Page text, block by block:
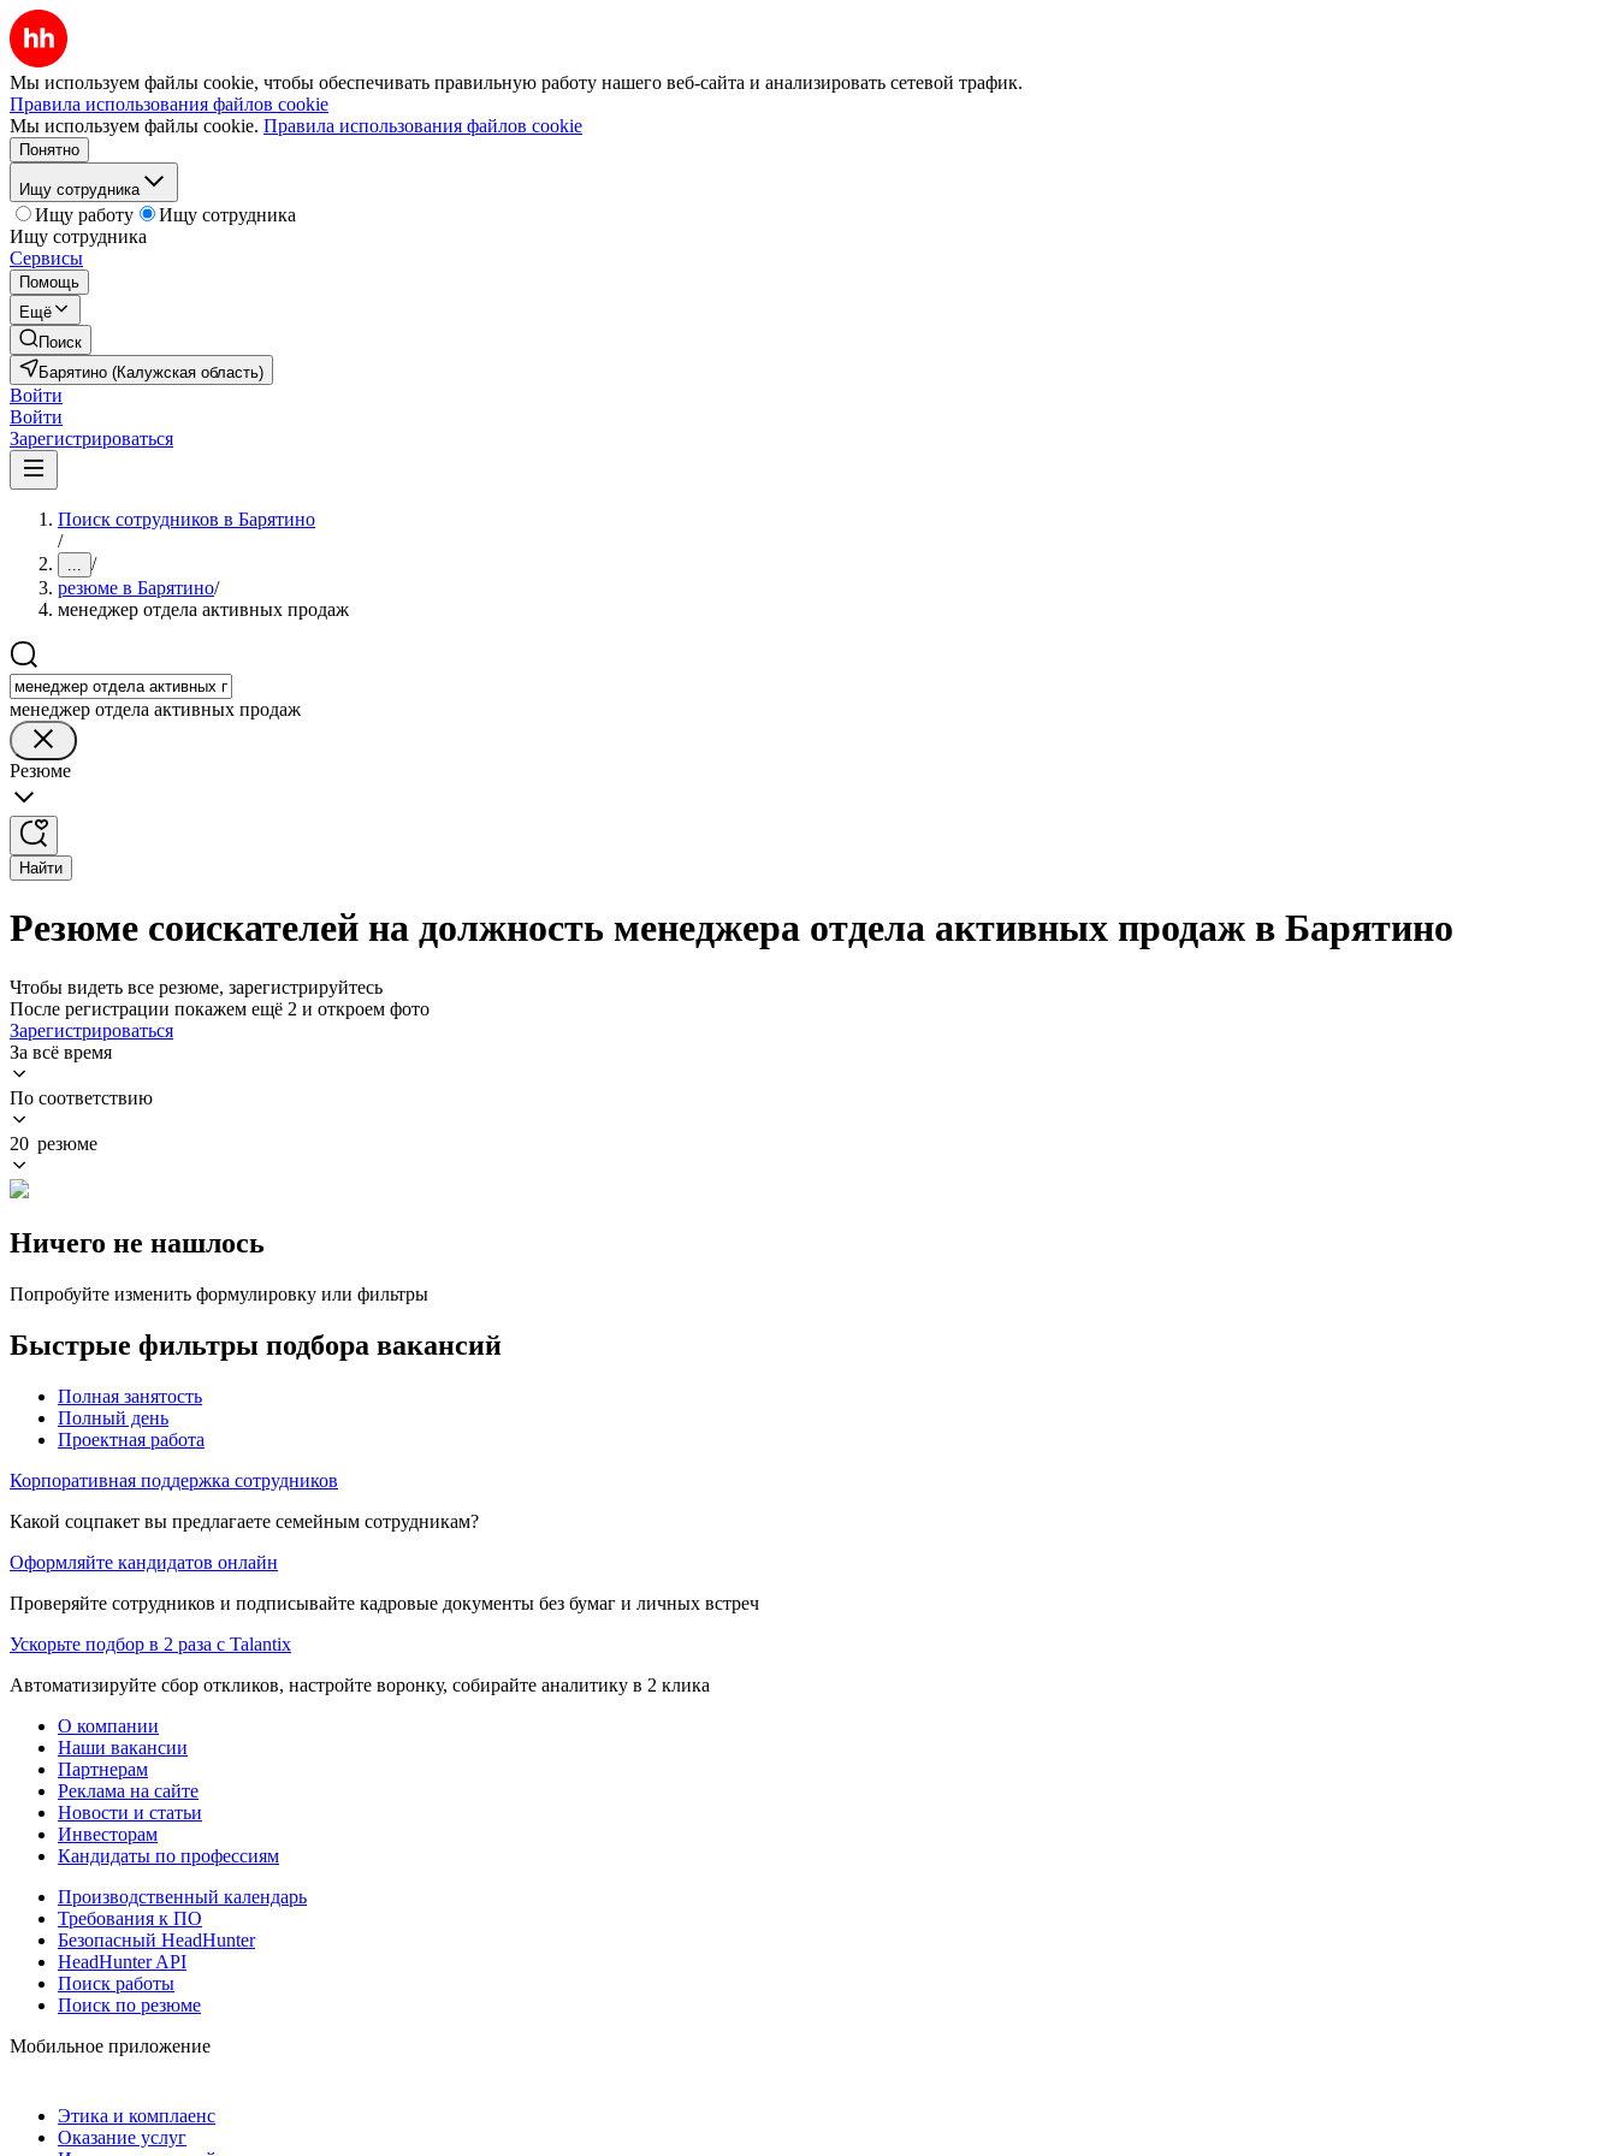
Мы используем файлы cookie, чтобы обеспечивать правильную работу нашего веб-сайта и анализировать сетевой трафик.
Правила использования файлов cookie
Мы используем файлы cookie. Правила использования файлов cookie
Понятно
Ищу сотрудника
Ищу работу
Ищу сотрудника
Ищу сотрудника
Сервисы
Помощь
Ещё
Поиск
Барятино (Калужская область)
Войти
Войти
Зарегистрироваться
Поиск сотрудников в Барятино
/
... /
резюме в Барятино/
менеджер отдела активных продаж
менеджер отдела активных продаж
Резюме
Найти
Резюме соискателей на должность менеджера отдела активных продаж в Барятино
Чтобы видеть все резюме, зарегистрируйтесь
После регистрации покажем ещё 2 и откроем фото
Зарегистрироваться
За всё время
По соответствию
20 резюме
Ничего не нашлось
Попробуйте изменить формулировку или фильтры
Быстрые фильтры подбора вакансий
Полная занятость
Полный день
Проектная работа
Корпоративная поддержка сотрудников
Какой соцпакет вы предлагаете семейным сотрудникам?
Оформляйте кандидатов онлайн
Проверяйте сотрудников и подписывайте кадровые документы без бумаг и личных встреч
Ускорьте подбор в 2 раза с Talantix
Автоматизируйте сбор откликов, настройте воронку, собирайте аналитику в 2 клика
О компании
Наши вакансии
Партнерам
Реклама на сайте
Новости и статьи
Инвесторам
Кандидаты по профессиям
Производственный календарь
Требования к ПО
Безопасный HeadHunter
HeadHunter API
Поиск работы
Поиск по резюме
Мобильное приложение
Этика и комплаенс
Оказание услуг